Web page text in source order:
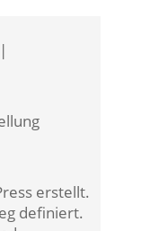
erstellt.
definiert.